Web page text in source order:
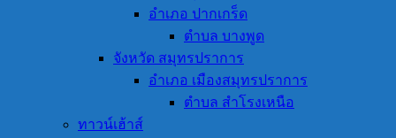
อำเภอ ปากเกร็ด
ตำบล บางพูด
จังหวัด สมุทรปราการ
อำเภอ เมืองสมุทรปราการ
ตำบล สำโรงเหนือ
ทาวน์เฮ้าส์